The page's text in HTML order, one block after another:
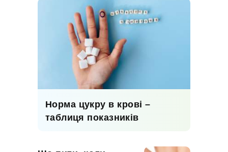
Норма цукру в крові –
таблиця показників